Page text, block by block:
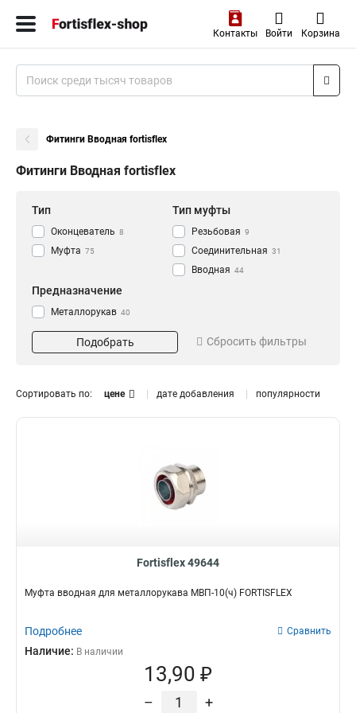
Контакты Войти Корзина
Фитинги Вводная fortisflex
Фитинги Вводная fortisflex
Тип
Оконцеватель 8
Муфта 75
Тип муфты
Резьбовая 9
Соединительная 31
Вводная 44
Предназначение
Металлорукав 40
Подобрать Сбросить фильтры
Сортировать по: цене дате добавления популярности
Fortisflex 49644
Муфта вводная для металлорукава МВП-10(ч) FORTISFLEX
Подробнее Сравнить
Наличие: В наличии
13,90 ₽
– +